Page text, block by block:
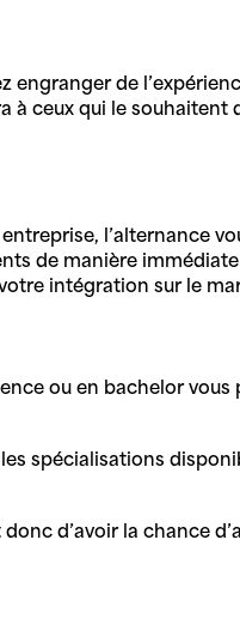
de
à ceux qui le souhaitent
l’alternance
de manière
intégration sur le
ou en bachelor
spécialisations
d’avoir la chance